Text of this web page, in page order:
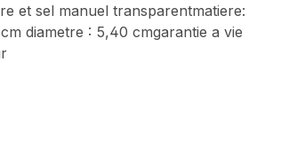
et sel manuel transparentmatiere:
diametre : 5,40 cmgarantie a vie